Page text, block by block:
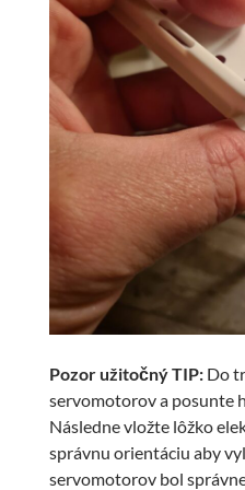
Pozor užitočný TIP:Do
servomotorov a posunte
Následne vložte lôžko
správnu orientáciu aby
servomotorov bol